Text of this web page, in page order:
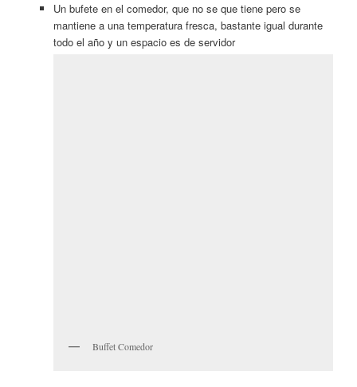
Un bufete en el comedor, que no se que tiene pero se
mantiene a una temperatura fresca, bastante igual durante
todo el año y un espacio es de servidor
Buffet Comedor